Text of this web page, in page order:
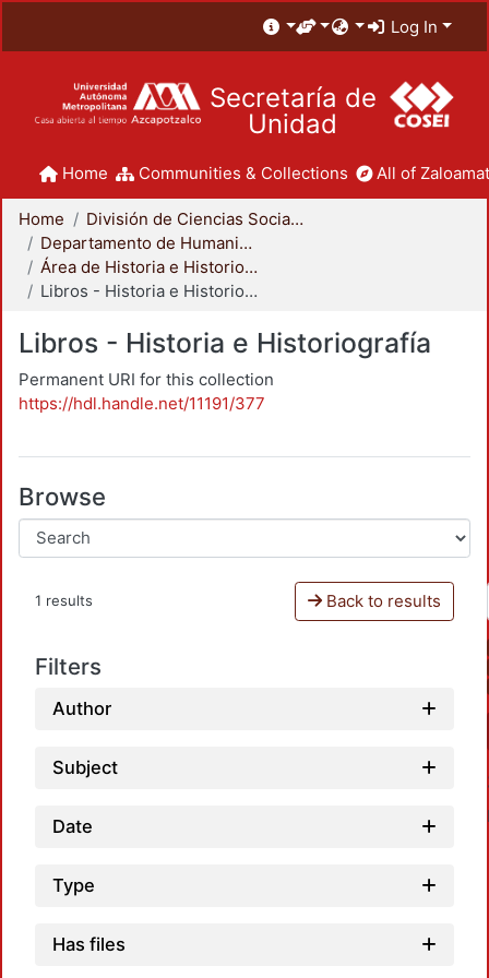
Log In
Secretaría de
Unidad
Home Communities & Collections All of
Home
División de Ciencias Sociales y Humanidades
Departamento de Humanidades
Área de Historia e Historiografía
Libros - Historia e Historiografía
Libros - Historia e Historiografía
Permanent URI for this collection
https://hdl.handle.net/11191/377
Browse
1 results Back to results
Filters
Author
Subject
Date
Type
Has files